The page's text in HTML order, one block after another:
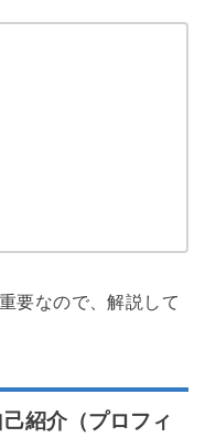
要なので、解説して
紹介（プロフィ